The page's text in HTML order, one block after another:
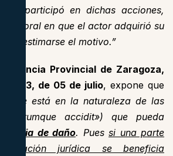
y participó en dichas acciones,
temporal en que el actor adquirió su
desestimarse el motivo.”
Audiencia Provincial de Zaragoza,
2023, de 05 de julio, expone que
que está en la naturaleza de las
plerumque accidit») que pueda
de daño. Pues si una parte
relación jurídica se beneficia